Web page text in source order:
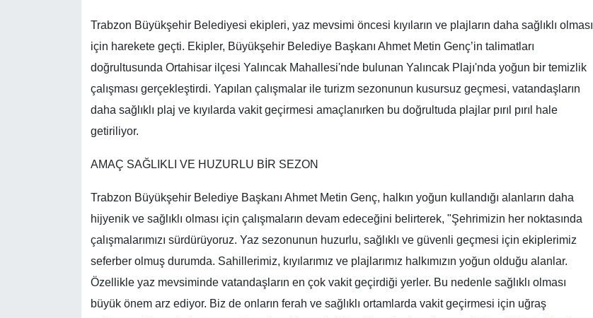
Trabzon Büyükşehir Belediyesi ekipleri, yaz mevsimi öncesi kıyıların ve plajların daha sağlıklı olması
için harekete geçti. Ekipler, Büyükşehir Belediye Başkanı Ahmet Metin Genç’in talimatları
doğrultusunda Ortahisar ilçesi Yalıncak Mahallesi'nde bulunan Yalıncak Plajı'nda yoğun bir temizlik
çalışması gerçekleştirdi. Yapılan çalışmalar ile turizm sezonunun kusursuz geçmesi, vatandaşların
daha sağlıklı plaj ve kıyılarda vakit geçirmesi amaçlanırken bu doğrultuda plajlar pırıl pırıl hale
getiriliyor.
AMAÇ SAĞLIKLI VE HUZURLU BİR SEZON
Trabzon Büyükşehir Belediye Başkanı Ahmet Metin Genç, halkın yoğun kullandığı alanların daha
hijyenik ve sağlıklı olması için çalışmaların devam edeceğini belirterek, "Şehrimizin her noktasında
çalışmalarımızı sürdürüyoruz. Yaz sezonunun huzurlu, sağlıklı ve güvenli geçmesi için ekiplerimiz
seferber olmuş durumda. Sahillerimiz, kıyılarımız ve plajlarımız halkımızın yoğun olduğu alanlar.
Özellikle yaz mevsiminde vatandaşların en çok vakit geçirdiği yerler. Bu nedenle sağlıklı olması
büyük önem arz ediyor. Biz de onların ferah ve sağlıklı ortamlarda vakit geçirmesi için uğraş